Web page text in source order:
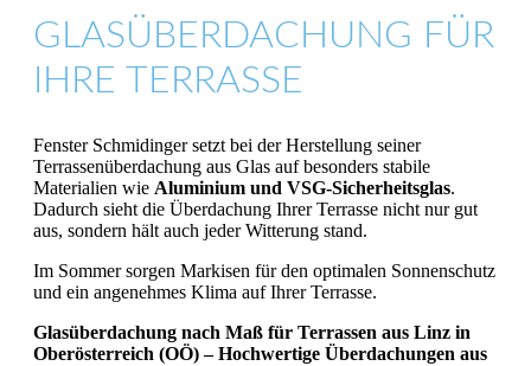
GLASÜBERDACHUNG FÜR
IHRE TERRASSE
Fenster Schmidinger setzt bei der Herstellung seiner
Terrassenüberdachung aus Glas auf besonders stabile
Materialien wie Aluminium und VSG-Sicherheitsglas.
Dadurch sieht die Überdachung Ihrer Terrasse nicht nur gut
aus, sondern hält auch jeder Witterung stand.
Im Sommer sorgen Markisen für den optimalen Sonnenschutz
und ein angenehmes Klima auf Ihrer Terrasse.
Glasüberdachung nach Maß für Terrassen aus Linz in
Oberösterreich (OÖ) – Hochwertige Überdachungen aus